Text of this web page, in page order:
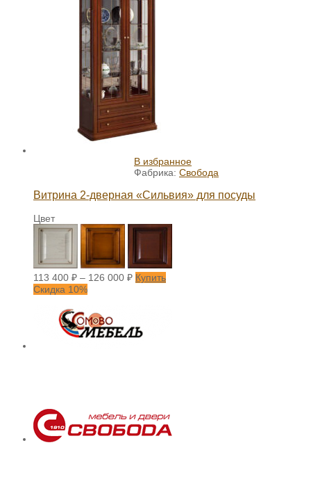
В избранное
Фабрика: Свобода
Витрина 2-дверная «Сильвия» для посуды
Цвет
113 400 ₽ – 126 000 ₽ Купить
Скидка 10%